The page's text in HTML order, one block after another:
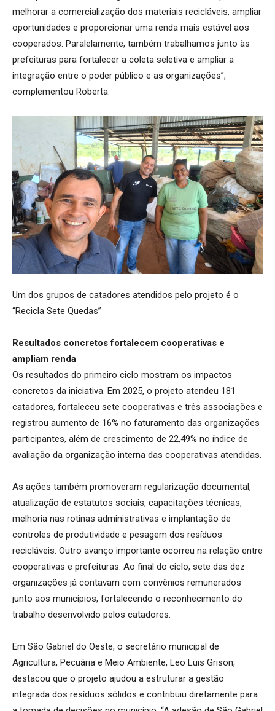
melhorar a comercialização dos materiais recicláveis, ampliar
oportunidades e proporcionar uma renda mais estável aos
cooperados. Paralelamente, também trabalhamos junto às
prefeituras para fortalecer a coleta seletiva e ampliar a
integração entre o poder público e as organizações”,
complementou Roberta.
Um dos grupos de catadores atendidos pelo projeto é o
“Recicla Sete Quedas”
Resultados concretos fortalecem cooperativas e
ampliam renda
Os resultados do primeiro ciclo mostram os impactos
concretos da iniciativa. Em 2025, o projeto atendeu 181
catadores, fortaleceu sete cooperativas e três associações e
registrou aumento de 16% no faturamento das organizações
participantes, além de crescimento de 22,49% no índice de
avaliação da organização interna das cooperativas atendidas.
As ações também promoveram regularização documental,
atualização de estatutos sociais, capacitações técnicas,
melhoria nas rotinas administrativas e implantação de
controles de produtividade e pesagem dos resíduos
recicláveis. Outro avanço importante ocorreu na relação entre
cooperativas e prefeituras. Ao final do ciclo, sete das dez
organizações já contavam com convênios remunerados
junto aos municípios, fortalecendo o reconhecimento do
trabalho desenvolvido pelos catadores.
Em São Gabriel do Oeste, o secretário municipal de
Agricultura, Pecuária e Meio Ambiente, Leo Luis Grison,
destacou que o projeto ajudou a estruturar a gestão
integrada dos resíduos sólidos e contribuiu diretamente para